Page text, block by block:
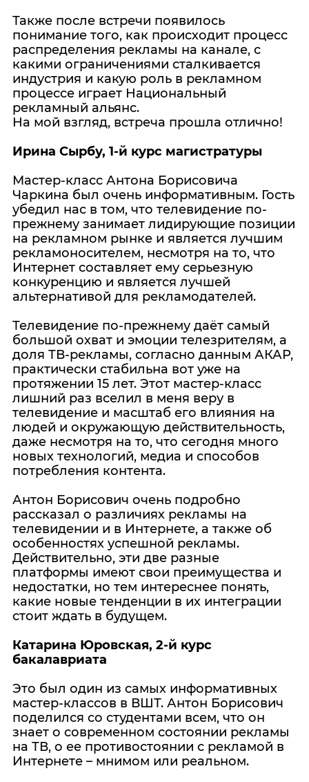
Также после встречи появилось
понимание того, как происходит процесс
распределения рекламы на канале, с
какими ограничениями сталкивается
индустрия и какую роль в рекламном
процессе играет Национальный
рекламный альянс.
На мой взгляд, встреча прошла отлично!
Ирина Сырбу, 1-й курс магистратуры
Мастер-класс Антона Борисовича
Чаркина был очень информативным. Гость
убедил нас в том, что телевидение по-
прежнему занимает лидирующие позиции
на рекламном рынке и является лучшим
рекламоносителем, несмотря на то, что
Интернет составляет ему серьезную
конкуренцию и является лучшей
альтернативой для рекламодателей.
Телевидение по-прежнему даёт самый
большой охват и эмоции телезрителям, а
доля ТВ-рекламы, согласно данным АКАР,
практически стабильна вот уже на
протяжении 15 лет. Этот мастер-класс
лишний раз вселил в меня веру в
телевидение и масштаб его влияния на
людей и окружающую действительность,
даже несмотря на то, что сегодня много
новых технологий, медиа и способов
потребления контента.
Антон Борисович очень подробно
рассказал о различиях рекламы на
телевидении и в Интернете, а также об
особенностях успешной рекламы.
Действительно, эти две разные
платформы имеют свои преимущества и
недостатки, но тем интереснее понять,
какие новые тенденции в их интеграции
стоит ждать в будущем.
Катарина Юровская, 2-й курс
бакалавриата
Это был один из самых информативных
мастер-классов в ВШТ. Антон Борисович
поделился со студентами всем, что он
знает о современном состоянии рекламы
на ТВ, о ее противостоянии с рекламой в
Интернете – мнимом или реальном.